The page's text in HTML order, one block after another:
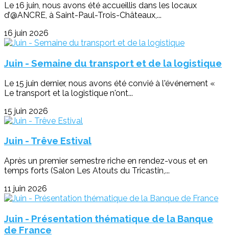
Le 16 juin, nous avons été accueillis dans les locaux
d’@ANCRE, à Saint-Paul-Trois-Châteaux,...
16 juin 2026
Juin - Semaine du transport et de la logistique
Le 15 juin dernier, nous avons été convié à l'événement «
Le transport et la logistique n'ont...
15 juin 2026
Juin - Trêve Estival
Après un premier semestre riche en rendez-vous et en
temps forts (Salon Les Atouts du Tricastin,...
11 juin 2026
Juin - Présentation thématique de la Banque
de France